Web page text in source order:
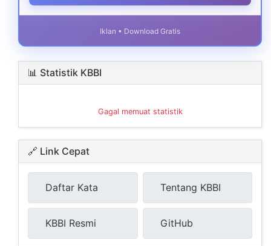
Iklan • Download Gratis
📊 Statistik KBBI
Gagal memuat statistik
🔗 Link Cepat
Daftar Kata Tentang KBBI
KBBI Resmi GitHub